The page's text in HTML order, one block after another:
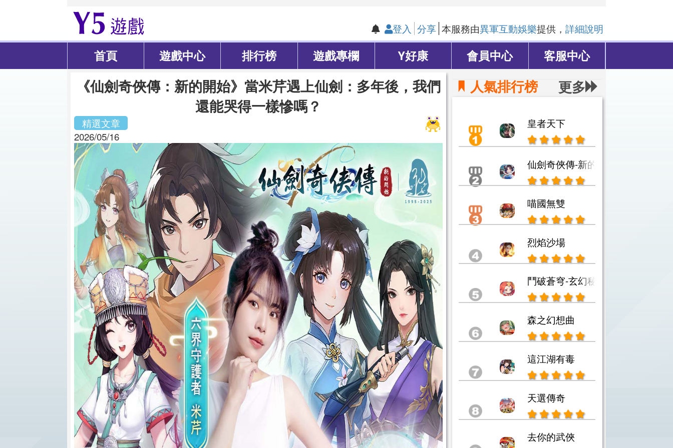
登入 分享 本服務由異軍互動娛樂提供， 詳細說明
首頁 遊戲中心 排行榜 遊戲專欄 Y好康 會員中心 客服中心
人氣排行榜 更多
皇者天下
仙劍奇俠傳-新的開始
喵國無雙
烈焰沙場
鬥破蒼穹-玄幻秘藏
森之幻想曲
這江湖有毒
天選傳奇
去你的武俠
《仙劍奇俠傳：新的開始》當米芹遇上仙劍：多年後，我們
還能哭得一樣慘嗎？
精選文章
2026/05/16